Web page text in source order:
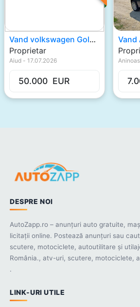
Vand volkswagen Gold V
Proprietar
Aiud - 17.07.2026
50.000 EUR
Vand
DESPRE NOI
AutoZapp.ro – anunțuri auto gratuite,
licitații online. Postează anunțuri sau
scutere, motociclete, autoutilitare și
România., atv-uri, scutere, motociclete,
.
LINK-URI UTILE